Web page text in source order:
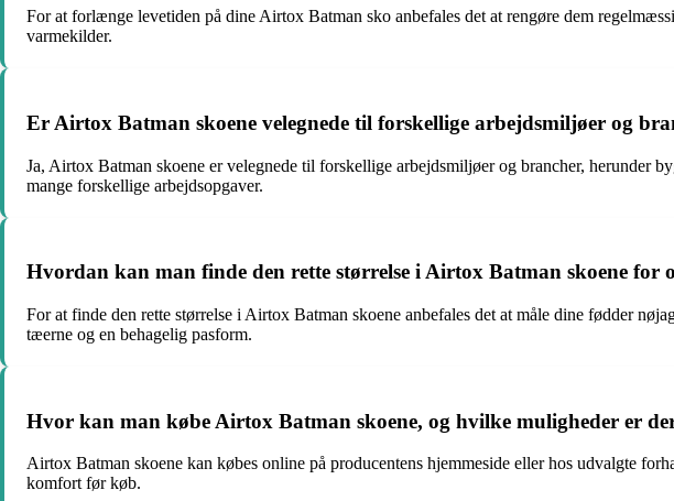
For at forlænge levetiden på dine Airtox Batman sko anbefales det at rengøre dem
varmekilder.
Er Airtox Batman skoene velegnede til forskellige arbejdsmiljøer og
Ja, Airtox Batman skoene er velegnede til forskellige arbejdsmiljøer og brancher, herunder
mange forskellige arbejdsopgaver.
Hvordan kan man finde den rette størrelse i Airtox Batman skoene for
For at finde den rette størrelse i Airtox Batman skoene anbefales det at måle dine fødder
tæerne og en behagelig pasform.
Hvor kan man købe Airtox Batman skoene, og hvilke muligheder er
Airtox Batman skoene kan købes online på producentens hjemmeside eller hos udvalgte
komfort før køb.